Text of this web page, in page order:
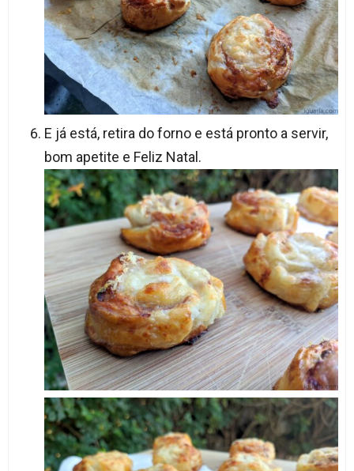
E já está, retira do forno e está pronto a servir,
bom apetite e Feliz Natal.